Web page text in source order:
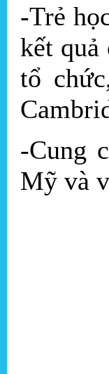
-Trẻ
kết
tổ
-Cung
Mỹ và